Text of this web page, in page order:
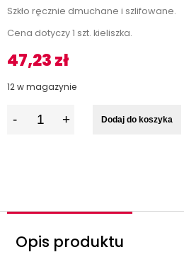
Szkło ręcznie dmuchane i szlifowane.
Cena dotyczy 1 szt. kieliszka.
47,23zł
12 w magazynie
Dodaj do koszyka
Opis produktu